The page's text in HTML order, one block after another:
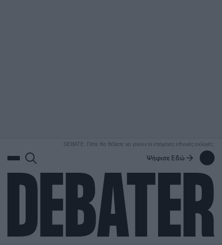
DEBATE: Πότε θα θέλατε να γίνουν οι επόμενες εθνικές εκλογές;
Ψήφισε Εδώ